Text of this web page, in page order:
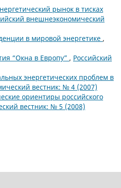
рынок в тисках
внешнеэкономический
в мировой энергетике ,
“Окна в Европу” , Российский
энергетических проблем в
вестник: № 4 (2007)
ориентиры российского
вестник: № 5 (2008)